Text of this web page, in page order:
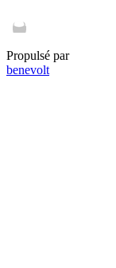
Propulsé par
benevolt